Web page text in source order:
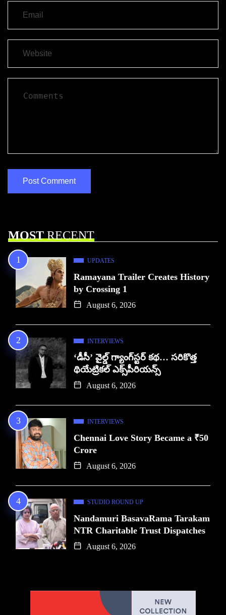
MOSTRECENT
UPDATES
Ramayana Trailer Creates History
by Crossing 1
August 6, 2026
INTERVIEWS
‘డీసీ’ వైల్డ్ గ్యాంగ్‌స్టర్ కథ… సరికొత్త
థియేట్రికల్ ఎక్స్‌పీరియన్స్
August 6, 2026
INTERVIEWS
Chennai Love Story Became a ₹50
Crore
August 6, 2026
STUDIO ROUND UP
Nandamuri BasavaRama Tarakam
NTR Charitable Trust Dispatches
August 6, 2026